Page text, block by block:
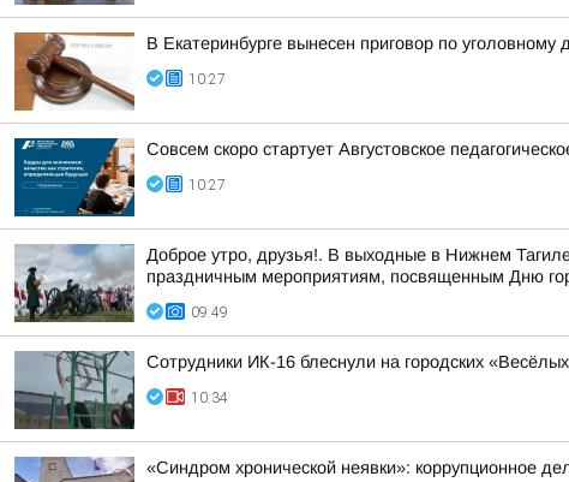
В Екатеринбурге вынесен приговор по
10:27
Совсем скоро стартует Августовское
10:27
Доброе утро, друзья!. В выходные в Нижнем
праздничным мероприятиям, посвященным Дню
09:49
Сотрудники ИК-16 блеснули на городских
10:34
«Синдром хронической неявки»: коррупционное